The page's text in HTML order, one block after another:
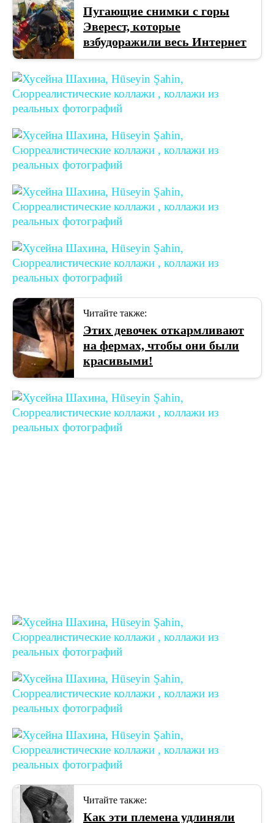
Пугающие снимки с горы
Эверест, которые
взбудоражили весь Интернет
Читайте также:
Этих девочек откармливают
на фермах, чтобы они были
красивыми!
Читайте также:
Как эти племена удлиняли